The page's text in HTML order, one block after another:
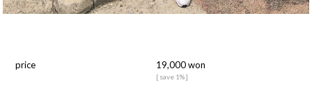
price 19,000won
[ save 1% ]